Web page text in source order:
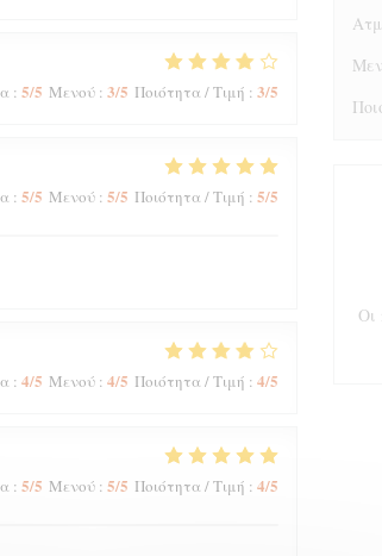
: 5/5 Μενού: 3/5 Ποιότητα / Τιμή : 3/5
: 5/5 Μενού: 5/5 Ποιότητα / Τιμή : 5/5
: 4/5 Μενού: 4/5 Ποιότητα / Τιμή : 4/5
: 5/5 Μενού: 5/5 Ποιότητα / Τιμή : 4/5
Οι